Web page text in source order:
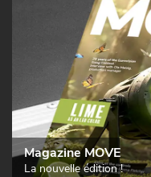
Magazine MOVE
La nouvelle édition !